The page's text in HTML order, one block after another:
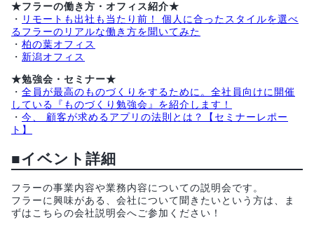
★フラーの働き方・オフィス紹介★
・ リモートも出社も当たり前！ 個人に合ったスタイルを選べ
るフラーのリアルな働き方を聞いてみた
・ 柏の葉オフィス
・ 新潟オフィス
★勉強会・セミナー★
・ 全員が最高のものづくりをするために。全社員向けに開催
している『ものづくり勉強会』を紹介します！
・ 今、 顧客が求めるアプリの法則とは？【セミナーレポー
ト】
■イベント詳細
フラーの事業内容や業務内容についての説明会です。
フラーに興味がある、会社について聞きたいという方は、ま
ずはこちらの会社説明会へご参加ください！